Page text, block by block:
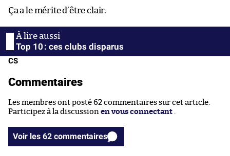
Ça a le mérite d’être clair.
Top 10 : ces clubs disparus
CS
Commentaires
Les membres ont posté 62 commentaires sur cet article.
Participez à la discussion en vous connectant
Voir les 62 commentaires